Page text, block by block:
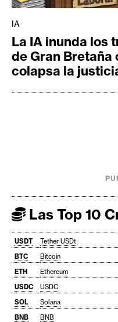
IA
La IA inunda los
de Gran Bretaña
colapsa la
Las Top 10
USDT Tether USDt
BTC
Bitcoin
ETH
Ethereum
USDC
USDC
SOL
Solana
BNB
BNB